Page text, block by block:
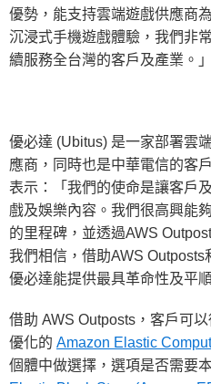
優勢，能支持雲端遊戲供應商
沉浸式手機遊戲體驗，我們非
續服務全台灣的客戶及產業。」
優必達 (Ubitus) 是一家部署雲
應商，同時也是中華電信的客
表示：「我們的使命是讓客戶
戲及娛樂內容。我們很高興能
的里程碑，並透過AWS
我們相信，借助AWS
優必達能提供最具革命性及平
借助 AWS Outposts，客戶可
優化的 Amazon Elastic
個體中做選擇，選項是否需要